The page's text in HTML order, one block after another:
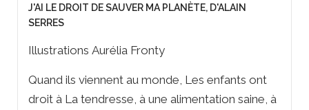
J'AI LE DROIT DE SAUVER MA PLANÈTE, D'ALAIN
SERRES
Illustrations Aurélia Fronty
Quand ils viennent au monde, Les enfants ont
droit à La tendresse, à une alimentation saine, à